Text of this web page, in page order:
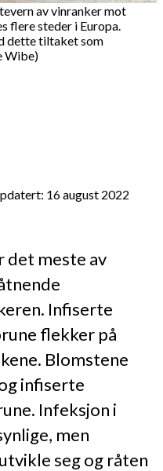
av vinranker mot
flere steder i Europa.
dette tiltaket som
Wibe)
16 august 2022
meste av
Infiserte
flekker på
Blomstene
infiserte
Infeksjon i
men
seg og råten